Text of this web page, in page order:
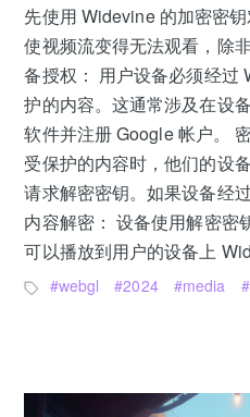
先使用 Widevine 的加密密
使视频流变得无法观看，除
备授权： 用户设备必须经过
护的内容。这通常涉及在设
软件并注册 Google 帐户。
受保护的内容时，他们的设
请求解密密钥。如果设备经
内容解密： 设备使用解密密
可以播放到用户的设备上
webgl 2024 media